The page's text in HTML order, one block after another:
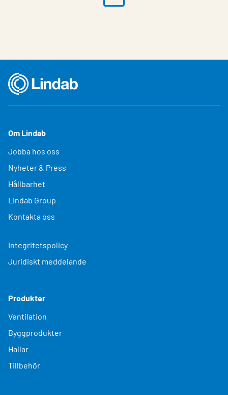
Om Lindab
Jobba hos oss
Nyheter & Press
Hållbarhet
Lindab Group
Kontakta oss
Integritetspolicy
Juridiskt meddelande
Produkter
Ventilation
Byggprodukter
Hallar
Tillbehör